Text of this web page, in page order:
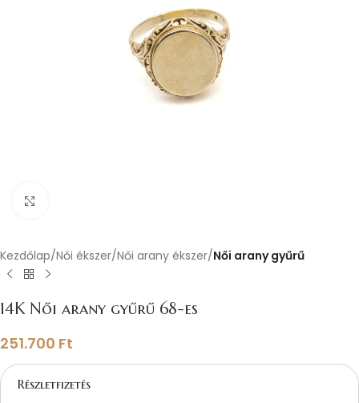
Kezdőlap Női ékszer Női arany ékszer Női arany gyűrű
14K Női arany gyűrű 68-es
251.700 Ft
Részletfizetés